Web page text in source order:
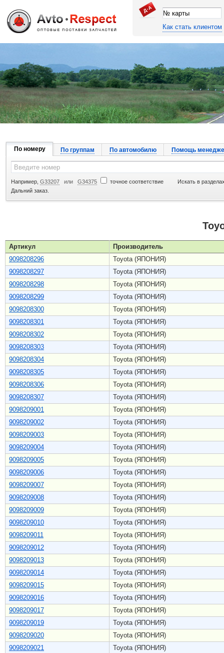
Джапан Авто
Как стать клиентом
По номеру По группам По автомобилю Помощь
Например, G33207 или G34375 точное соответствие
Искать в
Дальний заказ.
Артикул
Производитель
9098208296
Toyota (ЯПОНИЯ)
9098208297
Toyota (ЯПОНИЯ)
9098208298
Toyota (ЯПОНИЯ)
9098208299
Toyota (ЯПОНИЯ)
9098208300
Toyota (ЯПОНИЯ)
9098208301
Toyota (ЯПОНИЯ)
9098208302
Toyota (ЯПОНИЯ)
9098208303
Toyota (ЯПОНИЯ)
9098208304
Toyota (ЯПОНИЯ)
9098208305
Toyota (ЯПОНИЯ)
9098208306
Toyota (ЯПОНИЯ)
9098208307
Toyota (ЯПОНИЯ)
9098209001
Toyota (ЯПОНИЯ)
9098209002
Toyota (ЯПОНИЯ)
9098209003
Toyota (ЯПОНИЯ)
9098209004
Toyota (ЯПОНИЯ)
9098209005
Toyota (ЯПОНИЯ)
9098209006
Toyota (ЯПОНИЯ)
9098209007
Toyota (ЯПОНИЯ)
9098209008
Toyota (ЯПОНИЯ)
9098209009
Toyota (ЯПОНИЯ)
9098209010
Toyota (ЯПОНИЯ)
9098209011
Toyota (ЯПОНИЯ)
9098209012
Toyota (ЯПОНИЯ)
9098209013
Toyota (ЯПОНИЯ)
9098209014
Toyota (ЯПОНИЯ)
9098209015
Toyota (ЯПОНИЯ)
9098209016
Toyota (ЯПОНИЯ)
9098209017
Toyota (ЯПОНИЯ)
9098209019
Toyota (ЯПОНИЯ)
9098209020
Toyota (ЯПОНИЯ)
9098209021
Toyota (ЯПОНИЯ)